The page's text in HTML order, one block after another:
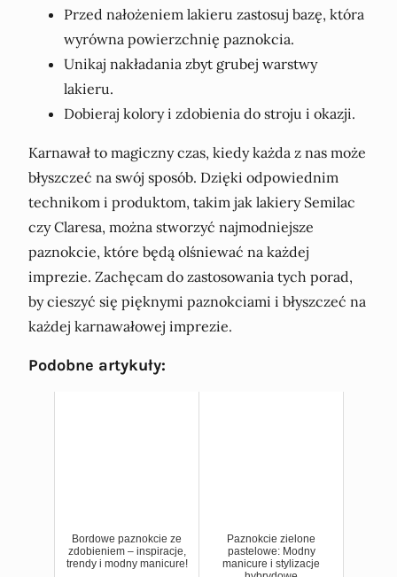
Przed nałożeniem lakieru zastosuj bazę, która
wyrówna powierzchnię paznokcia.
Unikaj nakładania zbyt grubej warstwy
lakieru.
Dobieraj kolory i zdobienia do stroju i okazji.
Karnawał to magiczny czas, kiedy każda z nas może
błyszczeć na swój sposób. Dzięki odpowiednim
technikom i produktom, takim jak lakiery Semilac
czy Claresa, można stworzyć najmodniejsze
paznokcie, które będą olśniewać na każdej
imprezie. Zachęcam do zastosowania tych porad,
by cieszyć się pięknymi paznokciami i błyszczeć na
każdej karnawałowej imprezie.
Podobne artykuły:
Bordowe paznokcie ze
zdobieniem – inspiracje,
trendy i modny manicure!
Paznokcie zielone
pastelowe: Modny
manicure i stylizacje